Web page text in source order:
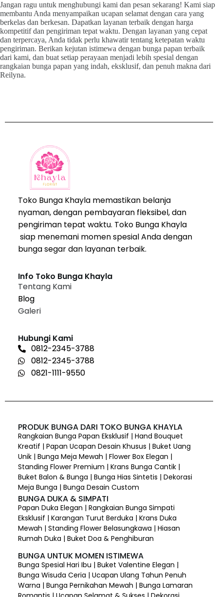
Jangan ragu untuk menghubungi kami dan pesan sekarang! Kami siap
membantu Anda menyampaikan ucapan selamat dengan cara yang
berkelas dan berkesan. Dapatkan layanan terbaik dengan harga
kompetitif dan pengiriman tepat waktu. Dengan layanan yang cepat
dan terpercaya, Anda tidak perlu khawatir tentang ketepatan waktu
pengiriman. Berikan kejutan istimewa dengan bunga papan terbaik
dari kami, dan buat setiap perayaan menjadi lebih spesial dengan
rangkaian bunga papan yang indah, eksklusif, dan penuh makna dari
Reilyna.
Toko Bunga Khayla memastikan belanja
nyaman, dengan pembayaran fleksibel, dan
pengiriman tepat waktu. Toko Bunga Khayla
siap menemani momen spesial Anda dengan
bunga segar dan layanan terbaik.
Info Toko Bunga Khayla
Tentang Kami
Blog
Galeri
Hubungi Kami
0812-2345-3788
0812-2345-3788
0821-1111-9550
PRODUK BUNGA DARI TOKO BUNGA KHAYLA
Rangkaian Bunga Papan Eksklusif | Hand Bouquet
Kreatif | Papan Ucapan Desain Khusus | Buket Uang
Unik | Bunga Meja Mewah | Flower Box Elegan |
Standing Flower Premium | Krans Bunga Cantik |
Buket Balon & Bunga | Bunga Hias Sintetis | Dekorasi
Meja Bunga | Bunga Desain Custom
BUNGA DUKA & SIMPATI
Papan Duka Elegan | Rangkaian Bunga Simpati
Eksklusif | Karangan Turut Berduka | Krans Duka
Mewah | Standing Flower Belasungkawa | Hiasan
Rumah Duka | Buket Doa & Penghiburan
BUNGA UNTUK MOMEN ISTIMEWA
Bunga Spesial Hari Ibu | Buket Valentine Elegan |
Bunga Wisuda Ceria | Ucapan Ulang Tahun Penuh
Warna | Bunga Pernikahan Mewah | Bunga Lamaran